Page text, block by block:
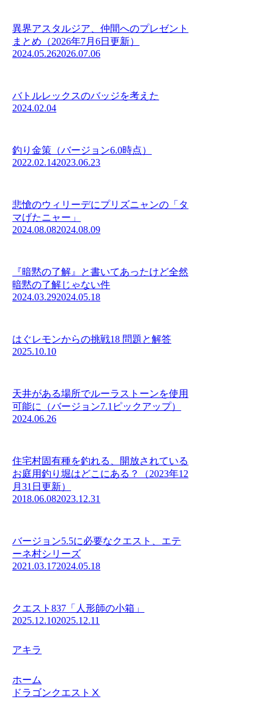
異界アスタルジア、仲間へのプレゼント
まとめ（2026年7月6日更新）
2024.05.262026.07.06
バトルレックスのバッジを考えた
2024.02.04
釣り金策（バージョン6.0時点）
2022.02.142023.06.23
悲愴のウィリーデにプリズニャンの「タ
マげたニャー」
2024.08.082024.08.09
『暗黙の了解』と書いてあったけど全然
暗黙の了解じゃない件
2024.03.292024.05.18
はぐレモンからの挑戦18 問題と解答
2025.10.10
天井がある場所でルーラストーンを使用
可能に（バージョン7.1ピックアップ）
2024.06.26
住宅村固有種を釣れる、開放されている
お庭用釣り堀はどこにある？（2023年12
月31日更新）
2018.06.082023.12.31
バージョン5.5に必要なクエスト、エテ
ーネ村シリーズ
2021.03.172024.05.18
クエスト837「人形師の小箱」
2025.12.102025.12.11
アキラ
ホーム
ドラゴンクエストⅩ